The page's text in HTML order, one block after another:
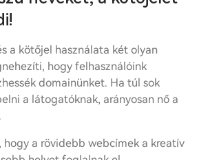
a kötőjel használata két olyan
hogy felhasználóink
domainünket. Ha túl sok
a látogatóknak, arányosan nő a
hogy a rövidebb webcímek a kreatív